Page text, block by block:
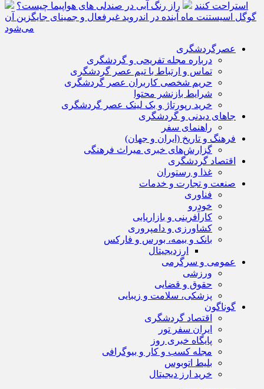
استراحت کنند
راز رنگ آبی در صندلی های هواپیما چیست؟
گوگل اسیستنت ماه آینده در اندروید غیرفعال و جمینای جایگزین آن
می‌شود
عصرگردشگری
درباره مجله تفریحی و گردشگری
تماس و ارتباط با تیم عصر گردشگری
حریم شخصی کاربران عصر گردشگری
شرایط بازنشر محتوا
خرید رپورتاژ و بک لینک عصر گردشگری
جاهای دیدنی و گردشگری
راهنمای سفر
فرهنگ و تاریخ (ایران و جهان)
گزارش‌های خبری میراث فرهنگی
اقتصاد گردشگری
غذا و رستوران
صنعت و تجارت و خدمات
فناوری
خودرو
کارآفرینی و بازاریابی
کشاورزی و دامپروری
بانک و بیمه، بورس و فارکس
ارزدیجیتال
عمومی و سرگرمی
ورزشی
حقوق و قضایی
پزشکی، سلامت و زیبایی
گوناگون
اقتصاد گردشگری
ایران سفر تور
پایگاه خبری روز
مجله کسب و کار و بیوگرافی
بلیط اتوبوس
خرید ارز دیجیتال